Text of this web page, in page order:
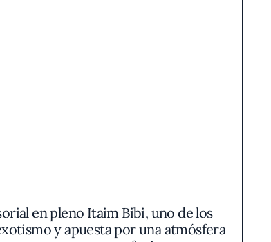
en pleno Itaim Bibi, uno de los
y apuesta por una atmósfera